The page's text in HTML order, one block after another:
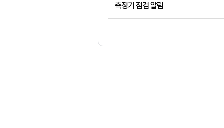
측정기 점검 알림